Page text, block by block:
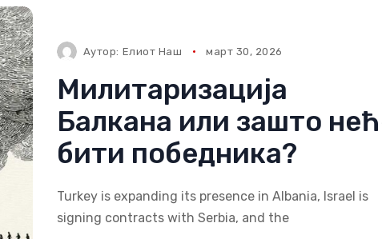
Аутор: Елиот Наш март 30, 2026
Милитаризација
Балкана или зашто
бити победника?
Turkey is expanding its presence in Albania, Israel is
signing contracts with Serbia, and the